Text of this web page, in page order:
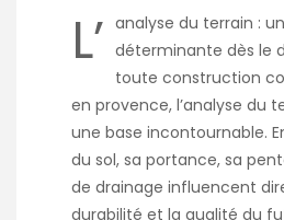
L’ analyse du terrain :
déterminante dès le
toute construction
en provence, l’analyse du
une base incontournable.
du sol, sa portance, sa
de drainage influencent
durabilité et la qualité du